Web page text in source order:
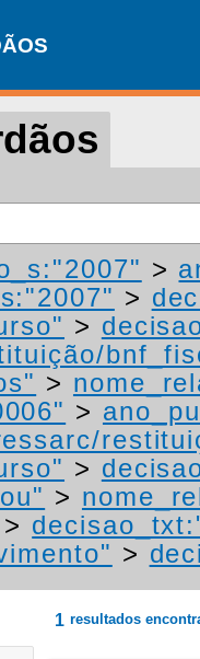
>
>
>
>
>
>
>
>
>
1 resultados